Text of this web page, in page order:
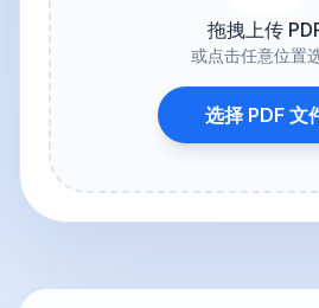
拖拽上传
或点击任意位置
选择 PDF 文